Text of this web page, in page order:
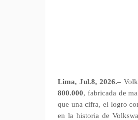
Lima, Jul.8, 2026.–
800.000, fabricada de
que una cifra, el logro
en la historia de